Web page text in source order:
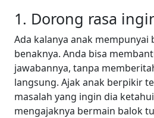
1. Dorong rasa
Ada kalanya anak mempunyai
benaknya. Anda bisa
jawabannya, tanpa
langsung. Ajak anak berpikir
masalah yang ingin dia
mengajaknya bermain balok